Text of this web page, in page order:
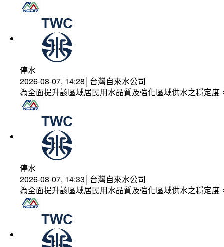
停水
2026-08-07, 14:28│台灣自來水公司
為全面提升該區域居民用水品質及強化區域供水之穩定
停水
2026-08-07, 14:33│台灣自來水公司
為全面提升該區域居民用水品質及強化區域供水之穩定